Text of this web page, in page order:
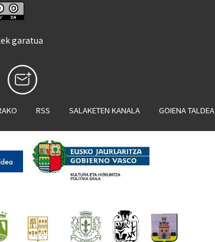
garatua
RSS SALAKETEN KANALA GOIENA TALDEA